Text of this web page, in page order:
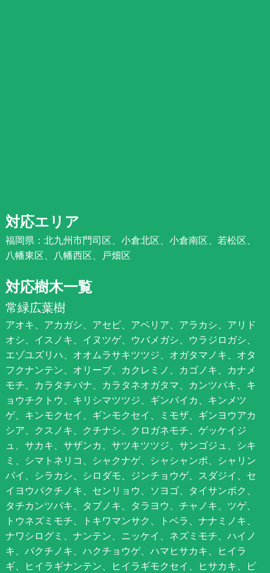
対応エリア
福岡県：北九州市門司区、小倉北区、小倉南区、若松区、
八幡東区、八幡西区、戸畑区
対応樹木一覧
常緑広葉樹
アオキ、アカガシ、アセビ、アベリア、アラカシ、アリド
オシ、イスノキ、イヌツゲ、ウバメガシ、ウラジロガシ、
エゾユズリハ、オオムラサキツツジ、オガタマノキ、オタ
フクナンテン、オリーブ、カクレミノ、カゴノキ、カナメ
モチ、カラタチバナ、カラタネオガタマ、カンツバキ、キ
ョウチクトウ、キリシマツツジ、ギンバイカ、キンメツ
ゲ、キンモクセイ、ギンモクセイ、ミモザ、ギンヨウアカ
シア、クスノキ、クチナシ、クロガネモチ、ゲッケイジ
ュ、サカキ、サザンカ、サツキツツジ、サンゴジュ、シキ
ミ、シマトネリコ、シャクナゲ、シャシャンポ、シャリン
バイ、シラカシ、シロダモ、ジンチョウゲ、スダジイ、セ
イヨウバクチノキ、センリョウ、ソヨゴ、タイサンボク、
タチカンツバキ、タブノキ、タラヨウ、チャノキ、ツゲ、
トウネズミモチ、トキワマンサク、トベラ、ナナミノキ、
ナワシログミ、ナンテン、ニッケイ、ネズミモチ、ハイノ
キ、バクチノキ、ハクチョウゲ、ハマヒサカキ、ヒイラ
ギ、ヒイラギナンテン、ヒイラギモクセイ、ヒサカキ、ピ